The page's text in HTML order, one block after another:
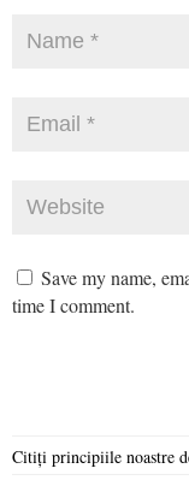
Save my name,
time I comment.
Citiți principiile noastre